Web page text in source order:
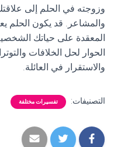
وزوجته في الحلم إلى
والمشاعر. قد يكون الحلم
المعقدة على حياتك
الحوار لحل الخلافات
والاستقرار في العائلة.
التصنيفات: تفسيرات مختلفة